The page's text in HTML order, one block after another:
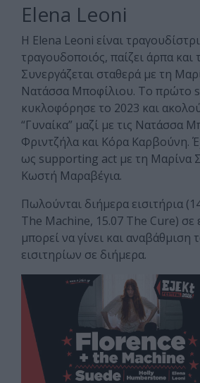
Elena Leoni
Η Elena Leoni είναι
τραγουδοποιός, παίζει άρπα και
Συνεργάζεται σταθερά με τη
Νατάσσα Μποφίλιου. Το πρώτο
κυκλοφόρησε το 2023 και
“Γυναίκα” μαζί με τις Νατάσσα
Φριντζήλα και Κόρα Καρβούνη.
ως supporting act με τη Μαρίνα
Κωστή Μαραβέγια.
Πωλούνται διήμερα εισιτήρια
The Machine, 15.07 The Cure) σε
μπορεί να γίνει και
εισιτηρίων σε διήμερα.